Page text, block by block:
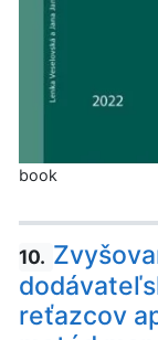
book
10.
reťazcov